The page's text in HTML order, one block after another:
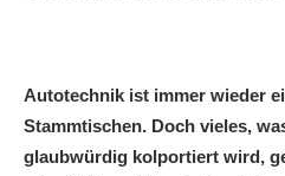
Autotechnik ist immer wieder
Stammtischen. Doch vieles,
glaubwürdig kolportiert wird,